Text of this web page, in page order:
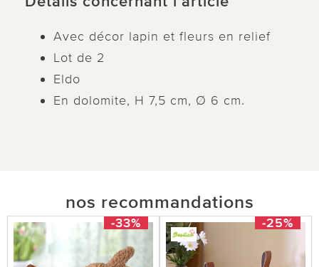
Avec décor lapin et fleurs en relief
Lot de 2
Eldo
En dolomite, H 7,5 cm, Ø 6 cm.
nos recommandations
-33% -25%